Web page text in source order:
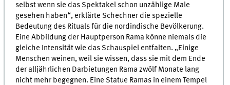
selbst wenn sie das Spektakel schon unzählige Male
gesehen haben“, erklärte Schechner die spezielle
Bedeutung des Rituals für die nordindische Bevölkerung.
Eine Abbildung der Hauptperson Rama könne niemals die
gleiche Intensität wie das Schauspiel entfalten. „Einige
Menschen weinen, weil sie wissen, dass sie mit dem Ende
der alljährlichen Darbietungen Rama zwölf Monate lang
nicht mehr begegnen. Eine Statue Ramas in einem Tempel